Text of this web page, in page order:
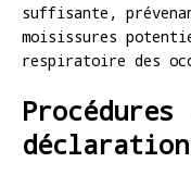
suffisante,
moisissures
respiratoire des